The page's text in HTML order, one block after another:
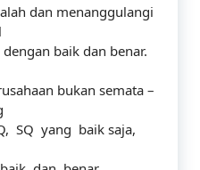
dan menanggulangi
baik dan benar.
bukan semata –
SQ yang baik saja,